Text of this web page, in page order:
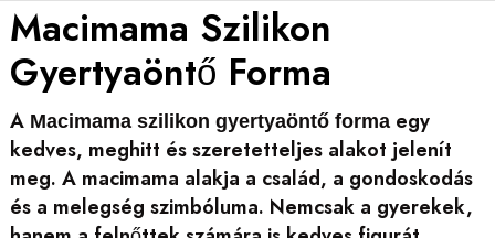
Macimama Szilikon
Gyertyaöntő Forma
A Macimama szilikon gyertyaöntő formaegy
kedves, meghitt és szeretetteljes alakot jelenít
meg. A macimama alakja a család, a gondoskodás
és a melegség szimbóluma. Nemcsak a gyerekek,